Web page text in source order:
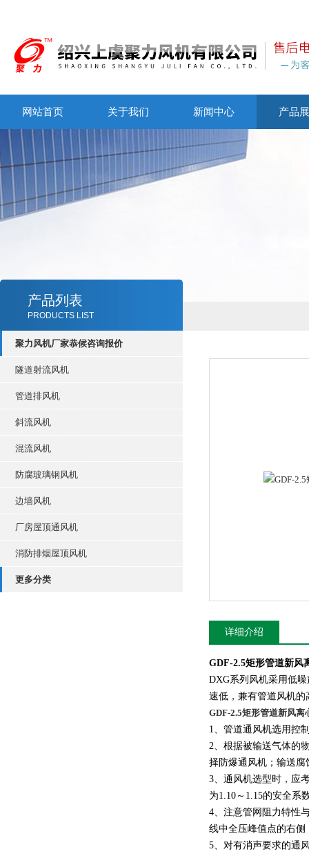
网站首页 关于我们 新闻中心 产品
产品列表
PRODUCTS LIST
聚力风机厂家恭候咨询报价
隧道射流风机
管道排风机
斜流风机
混流风机
防腐玻璃钢风机
边墙风机
厂房屋顶通风机
消防排烟屋顶风机
更多分类
详细介绍
GDF-2.5矩形管道新风
DXG系列风机采用低
速低，兼有管道风机
GDF-2.5矩形管道新风离
1、管道通风机选用控
2、根据被输送气体的
择防爆通风机；输送
3、通风机选型时，应
为1.10～1.15的安全系
4、注意管网阻力特性
线中全压峰值点的右侧
5、对有消声要求的通